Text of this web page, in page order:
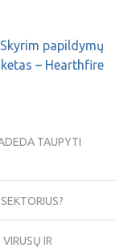
papildymų
– Hearthfire
TAUPYTI
IR